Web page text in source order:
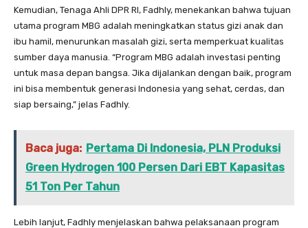
Kemudian, Tenaga Ahli DPR RI, Fadhly, menekankan bahwa tujuan
utama program MBG adalah meningkatkan status gizi anak dan
ibu hamil, menurunkan masalah gizi, serta memperkuat kualitas
sumber daya manusia. “Program MBG adalah investasi penting
untuk masa depan bangsa. Jika dijalankan dengan baik, program
ini bisa membentuk generasi Indonesia yang sehat, cerdas, dan
siap bersaing,” jelas Fadhly.
Baca juga: Pertama Di Indonesia, PLN Produksi
Green Hydrogen 100 Persen Dari EBT Kapasitas
51 Ton Per Tahun
Lebih lanjut, Fadhly menjelaskan bahwa pelaksanaan program